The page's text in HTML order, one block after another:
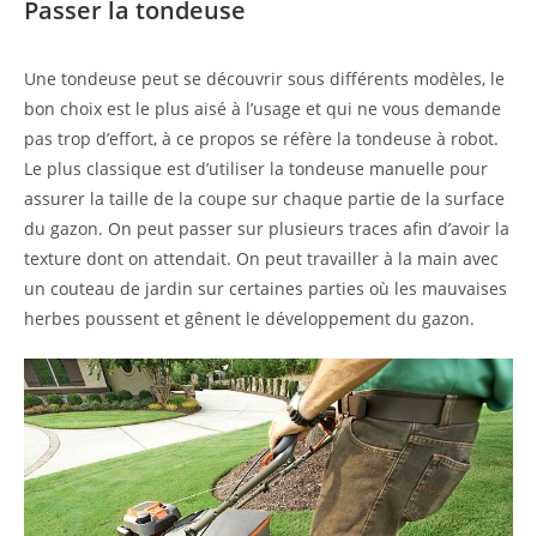
Passer la tondeuse
Une tondeuse peut se découvrir sous différents modèles, le
bon choix est le plus aisé à l’usage et qui ne vous demande
pas trop d’effort, à ce propos se réfère la tondeuse à robot.
Le plus classique est d’utiliser la tondeuse manuelle pour
assurer la taille de la coupe sur chaque partie de la surface
du gazon. On peut passer sur plusieurs traces afin d’avoir la
texture dont on attendait. On peut travailler à la main avec
un couteau de jardin sur certaines parties où les mauvaises
herbes poussent et gênent le développement du gazon.